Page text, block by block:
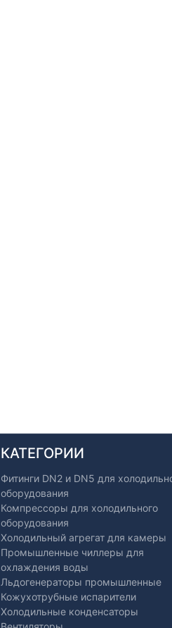
КАТЕГОРИИ
Фитинги DN2 и DN5 для
оборудования
Компрессоры для холодильного
оборудования
Холодильный агрегат для камеры
Промышленные чиллеры для
охлаждения воды
Льдогенераторы промышленные
Кожухотрубные испарители
Холодильные конденсаторы